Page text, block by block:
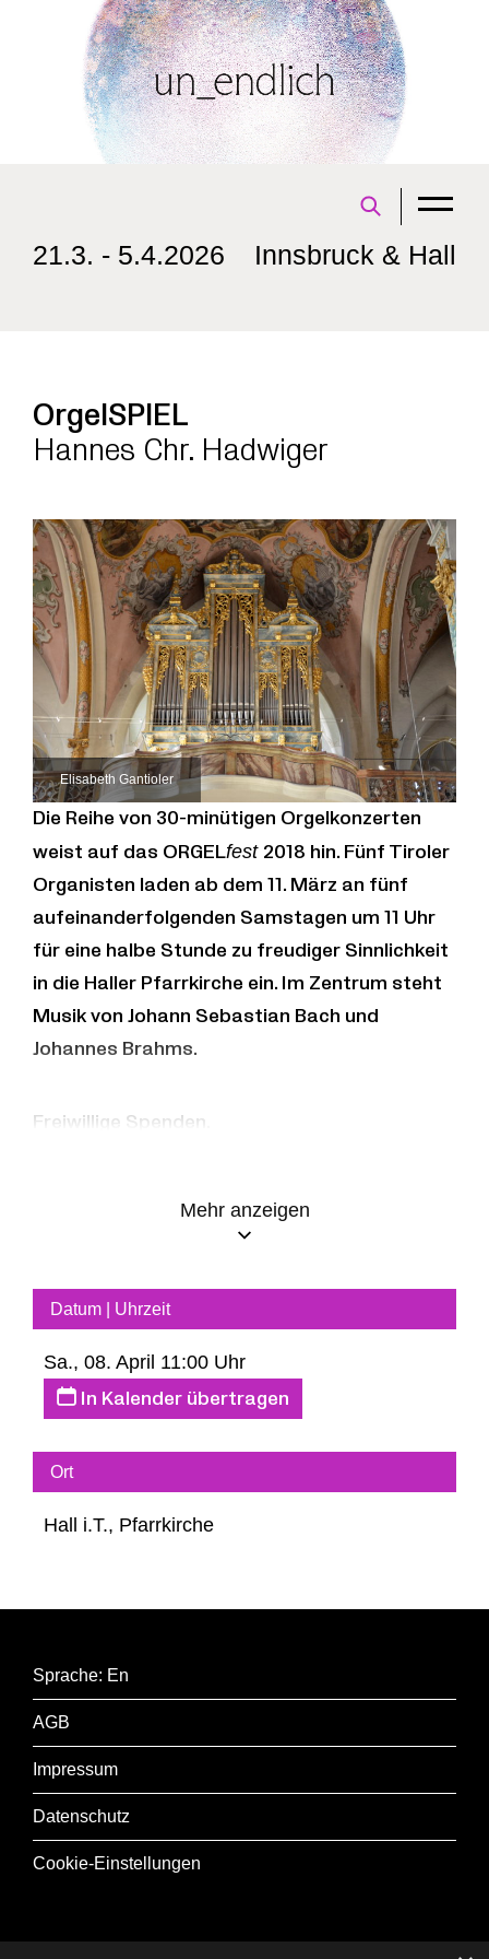
21.3. - 5.4.2026 Innsbruck & Hall
OrgelSPIEL
Hannes Chr. Hadwiger
Elisabeth Gantioler
Die Reihe von 30-minütigen Orgelkonzerten
weist auf das ORGELfest 2018 hin. Fünf Tiroler
Organisten laden ab dem 11. März an fünf
aufeinanderfolgenden Samstagen um 11 Uhr
für eine halbe Stunde zu freudiger Sinnlichkeit
in die Haller Pfarrkirche ein. Im Zentrum steht
Musik von Johann Sebastian Bach und
Johannes Brahms.
Freiwillige Spenden.
Fantasie & Fuge in g-moll, BWV 542
O Mensch bewein dein Sünde groß, BWV 622
O Traurigkeit, o Herzeleid, BWV Anh. 200
BRAHMS
Präludium & Fuge in g-moll, WoO 10
Mehr anzeigen
Datum | Uhrzeit
Sa., 08. April 11:00 Uhr
In Kalender übertragen
Ort
Hall i.T., Pfarrkirche
Sprache: En
AGB
Impressum
Datenschutz
Cookie-Einstellungen